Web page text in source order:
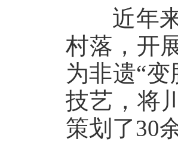
近年来
村落，开
为非遗“
技艺，将
策划了30